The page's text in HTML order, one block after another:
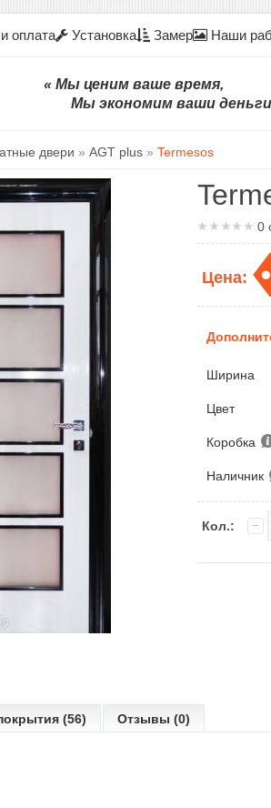
оплата Установка Замер Наши
« Мы ценим ваше время,
Мы экономим ваши
двери » AGT plus » Termesos
0
Цена:
Ширина
Цвет
Коробка
Наличник
Кол.:
(56) Отзывы (0)